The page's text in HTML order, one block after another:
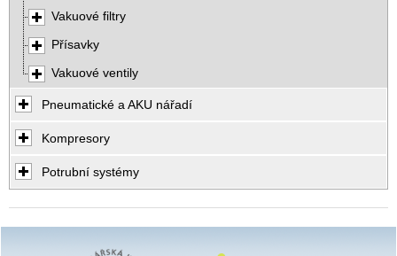
Vakuové filtry
Přísavky
Vakuové ventily
Pneumatické a AKU nářadí
Kompresory
Potrubní systémy